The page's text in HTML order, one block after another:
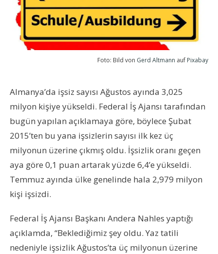
Foto: Bild von Gerd Altmann auf Pixabay
Almanya’da işsiz sayısı Ağustos ayında 3,025
milyon kişiye yükseldi. Federal İş Ajansı tarafından
bugün yapılan açıklamaya göre, böylece Şubat
2015’ten bu yana işsizlerin sayısı ilk kez üç
milyonun üzerine çıkmış oldu. İşsizlik oranı geçen
aya göre 0,1 puan artarak yüzde 6,4’e yükseldi.
Temmuz ayında ülke genelinde hala 2,979 milyon
kişi işsizdi.
Federal İş Ajansı Başkanı Andera Nahles yaptığı
açıklamda, “Beklediğimiz şey oldu. Yaz tatili
nedeniyle işsizlik Ağustos’ta üç milyonun üzerine